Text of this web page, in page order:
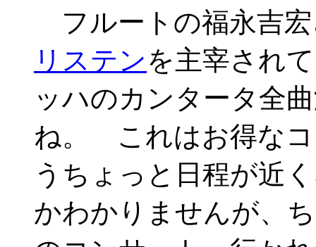
フルートの福永吉
リステンを主宰され
ッハのカンタータ全
ね。 これはお得なコ
うちょっと日程が近
かわかりませんが、